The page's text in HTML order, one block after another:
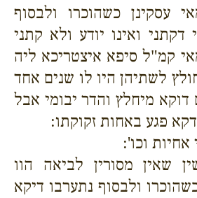
עסקינן כשהוכרו ולבסוף
דקתני ואינו יודע ולא קתני
קמ"ל סיפא איצטריכא ליה
לשתיהן היו לו שנים אחד
דוקא מיחלץ והדר יבומי אבל
פגע באחות זקוקתו:
וכו':
שאין מסורין לביאה הוו
ולבסוף נתערבו דיקא